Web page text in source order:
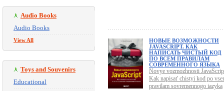
Audio Books
Audio Books
View All
Toys and Souvenirs
Educational
НОВЫЕ ВОЗМОЖНОСТИ
JAVASCRIPT. КАК
НАПИСАТЬ ЧИСТЫЙ КОД
ПО ВСЕМ ПРАВИЛАМ
СОВРЕМЕННОГО ЯЗЫКА
Novye vozmozhnosti
Kak napisat' chistyi kod po
pravilam sovremennogo iazyka